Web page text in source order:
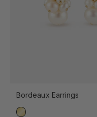
Bordeaux Earrings